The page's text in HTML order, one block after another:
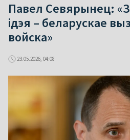
Павел Севярынец:
ідэя – беларускае
войска»
23.05.2026, 04:08